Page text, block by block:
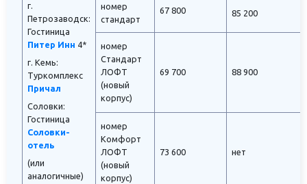
г.
Петрозаводск:
Гостиница
Питер Инн 4*
г. Кемь:
Туркомплекс
Причал
Соловки:
Гостиница
Соловки-
отель
(или
аналогичные)
номер
стандарт
67 800 85 200
номер
Стандарт
ЛОФТ
(новый
корпус)
69 700 88 900
номер
Комфорт
ЛОФТ
(новый
корпус)
73 600 нет